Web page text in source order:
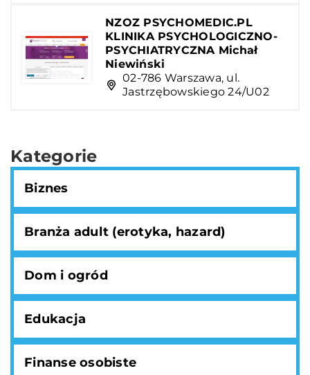
NZOZ PSYCHOMEDIC.PL
KLINIKA PSYCHOLOGICZNO-
PSYCHIATRYCZNA Michał
Niewiński
02-786 Warszawa, ul.
Jastrzębowskiego 24/U02
Kategorie
Biznes
Branża adult (erotyka, hazard)
Dom i ogród
Edukacja
Finanse osobiste